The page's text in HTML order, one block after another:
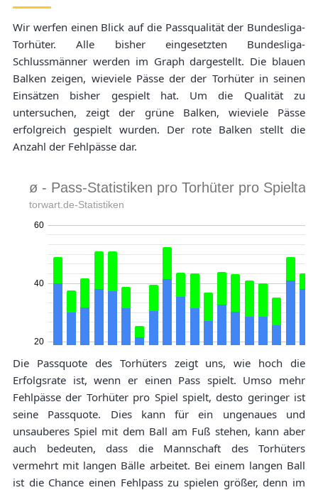
Wir werfen einen Blick auf die Passqualität der Bundesliga-
Torhüter. Alle bisher eingesetzten Bundesliga-
Schlussmänner werden im Graph dargestellt. Die blauen
Balken zeigen, wieviele Pässe der der Torhüter in seinen
Einsätzen bisher gespielt hat. Um die Qualität zu
untersuchen, zeigt der grüne Balken, wieviele Pässe
erfolgreich gespielt wurden. Der rote Balken stellt die
Anzahl der Fehlpässe dar.
Die Passquote des Torhüters zeigt uns, wie hoch die
Erfolgsrate ist, wenn er einen Pass spielt. Umso mehr
Fehlpässe der Torhüter pro Spiel spielt, desto geringer ist
seine Passquote. Dies kann für ein ungenaues und
unsauberes Spiel mit dem Ball am Fuß stehen, kann aber
auch bedeuten, dass die Mannschaft des Torhüters
vermehrt mit langen Bälle arbeitet. Bei einem langen Ball
ist die Chance einen Fehlpass zu spielen größer, denn im